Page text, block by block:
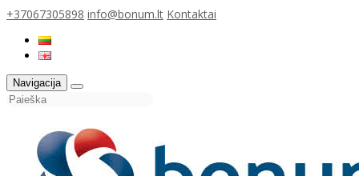
+37067305898 info@bonum.lt Kontaktai
Navigacija